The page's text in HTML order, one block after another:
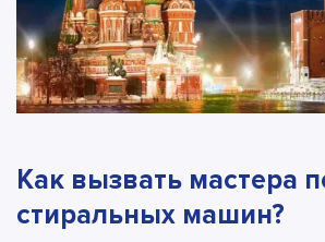
Как вызвать мастера
стиральных машин?